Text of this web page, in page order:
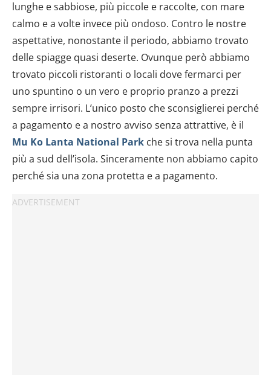
lunghe e sabbiose, più piccole e raccolte, con mare
calmo e a volte invece più ondoso. Contro le nostre
aspettative, nonostante il periodo, abbiamo trovato
delle spiagge quasi deserte. Ovunque però abbiamo
trovato piccoli ristoranti o locali dove fermarci per
uno spuntino o un vero e proprio pranzo a prezzi
sempre irrisori. L’unico posto che sconsiglierei perché
a pagamento e a nostro avviso senza attrattive, è il
Mu Ko Lanta National Park che si trova nella punta
più a sud dell’isola. Sinceramente non abbiamo capito
perché sia una zona protetta e a pagamento.